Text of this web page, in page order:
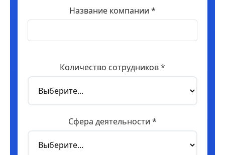
Название компании *
Количество сотрудников *
Сфера деятельности *